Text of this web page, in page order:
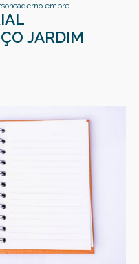
empresa
caderno empresarial
JARDIM